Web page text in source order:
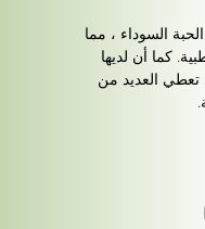
السوداء ، مما
كما أن لديها
تعطي العديد من